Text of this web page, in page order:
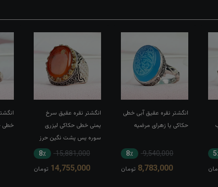
انگشتر نقره عقیق آبی خطی
حکاکی یا زهرای مرضیه
9,540,000 8٪
8,783,000 تومان
انگشتر نقره عقیق سرخ
یمنی خطی حکاکی لیزری
سوره یس پشت نگین حرز
کبیر امام جواد(ع) رکاب تاج
برنجی بغل طرح ضریح
15,881,000 8٪
14,755,000 تومان
خطی